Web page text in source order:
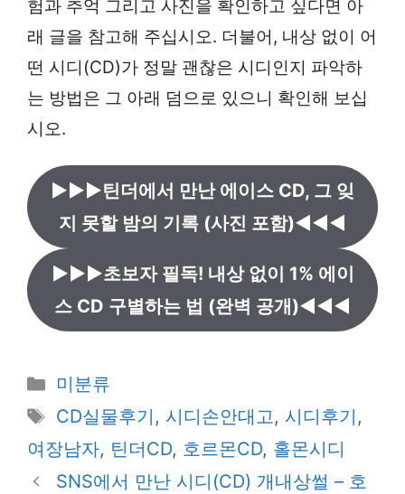
험과 추억 그리고 사진을 확인하고 싶다면 아
래 글을 참고해 주십시오. 더불어, 내상 없이 어
떤 시디(CD)가 정말 괜찮은 시디인지 파악하
는 방법은 그 아래 덤으로 있으니 확인해 보십
시오.
▶▶▶틴더에서 만난 에이스 CD, 그 잊
지 못할 밤의 기록 (사진 포함)◀◀◀
▶▶▶초보자 필독! 내상 없이 1% 에이
스 CD 구별하는 법 (완벽 공개)◀◀◀
카
테
리
미분류
태
그
CD실물후기 , 시디손안대고, 시디후기 ,
여장남자, 틴더CD, 호르몬CD, 홀몬시디
SNS에서 만난 시디(CD) 개내상썰 – 호